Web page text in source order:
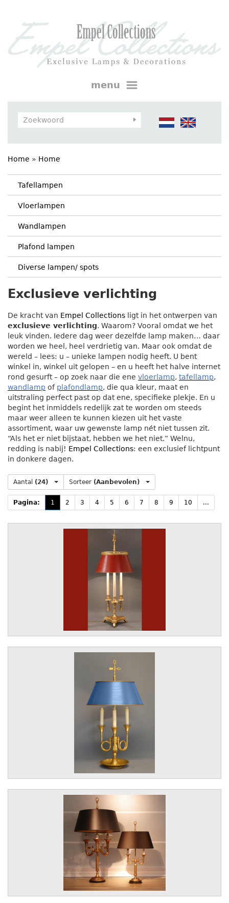
menu
Home » Home
Tafellampen
Vloerlampen
Wandlampen
Plafond lampen
Diverse lampen/ spots
Exclusieve verlichting
De kracht van Empel Collections ligt in het ontwerpen van
exclusieve verlichting. Waarom? Vooral omdat we het
leuk vinden. Iedere dag weer dezelfde lamp maken… daar
worden we heel, heel verdrietig van. Maar ook omdat de
wereld – lees: u – unieke lampen nodig heeft. U bent
winkel in, winkel uit gelopen – en u heeft het halve internet
rond gesurft – op zoek naar die ene vloerlamp, tafellamp,
wandlamp of plafondlamp, die qua kleur, maat en
uitstraling perfect past op dat ene, specifieke plekje. En u
begint het inmiddels redelijk zat te worden om steeds
maar weer alleen te kunnen kiezen uit het vaste
assortiment, waar uw gewenste lamp nét niet tussen zit.
“Als het er niet bijstaat, hebben we het niet.” Welnu,
redding is nabij! Empel Collections: een exclusief lichtpunt
in donkere dagen.
Aantal (24) Sorteer (Aanbevolen)
Pagina: 1 2 3 4 5 6 7 8 9 10 ...